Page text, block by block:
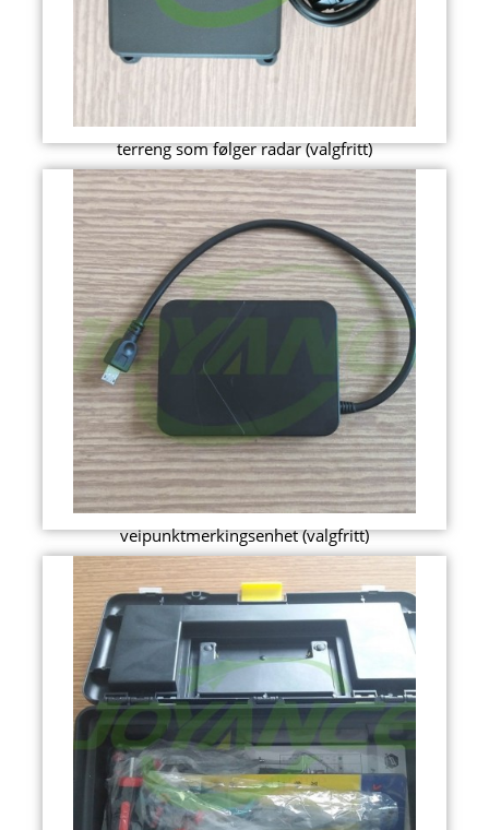
terreng som følger radar (valgfritt)
veipunktmerkingsenhet (valgfritt)